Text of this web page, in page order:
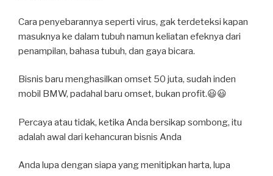
Cara penyebarannya seperti virus, gak terdeteksi kapan
masuknya ke dalam tubuh namun keliatan efeknya dari
penampilan, bahasa tubuh, dan gaya bicara.
Bisnis baru menghasilkan omset 50 juta, sudah inden
mobil BMW, padahal baru omset, bukan profit.😃😃
Percaya atau tidak, ketika Anda bersikap sombong, itu
adalah awal dari kehancuran bisnis Anda
Anda lupa dengan siapa yang menitipkan harta, lupa